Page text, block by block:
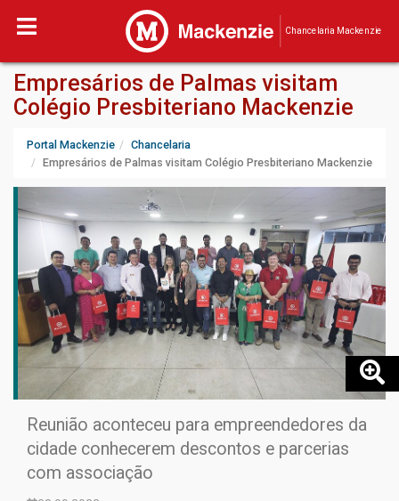
Chancelaria Mackenzie
Empresários de Palmas visitam
Colégio Presbiteriano Mackenzie
Portal Mackenzie
Chancelaria
Empresários de Palmas visitam Colégio Presbiteriano Mackenzie
Reunião aconteceu para empreendedores da
cidade conhecerem descontos e parcerias
com associação